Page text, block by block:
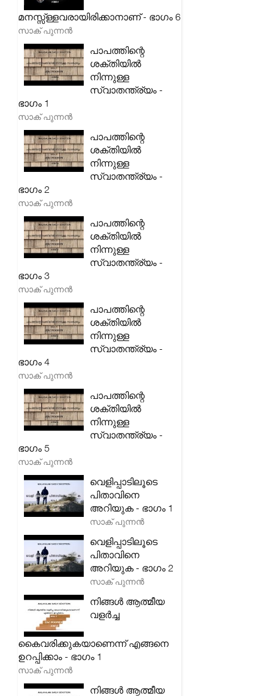
മനസ്സ്ള്ളവരായിരിക്കാനാണ് - ഭാഗം 6
സാക് പുന്നൻ
പാപത്തിന്റെ
ശക്തിയിൽ
നിന്നുള്ള
സ്വാതന്ത്ര്യം -
ഭാഗം 1
സാക് പുന്നൻ
പാപത്തിന്റെ
ശക്തിയിൽ
നിന്നുള്ള
സ്വാതന്ത്ര്യം -
ഭാഗം 2
സാക് പുന്നൻ
പാപത്തിന്റെ
ശക്തിയിൽ
നിന്നുള്ള
സ്വാതന്ത്ര്യം -
ഭാഗം 3
സാക് പുന്നൻ
പാപത്തിന്റെ
ശക്തിയിൽ
നിന്നുള്ള
സ്വാതന്ത്ര്യം -
ഭാഗം 4
സാക് പുന്നൻ
പാപത്തിന്റെ
ശക്തിയിൽ
നിന്നുള്ള
സ്വാതന്ത്ര്യം -
ഭാഗം 5
സാക് പുന്നൻ
വെളിപ്പാടിലൂടെ
പിതാവിനെ
അറിയുക - ഭാഗം 1
സാക് പുന്നൻ
വെളിപ്പാടിലൂടെ
പിതാവിനെ
അറിയുക - ഭാഗം 2
സാക് പുന്നൻ
നിങ്ങൾ ആത്മീയ
വളർച്ച
കൈവരിക്കുകയാണെന്ന് എങ്ങനെ
ഉറപ്പിക്കാം - ഭാഗം 1
സാക് പുന്നൻ
നിങ്ങൾ ആത്മീയ